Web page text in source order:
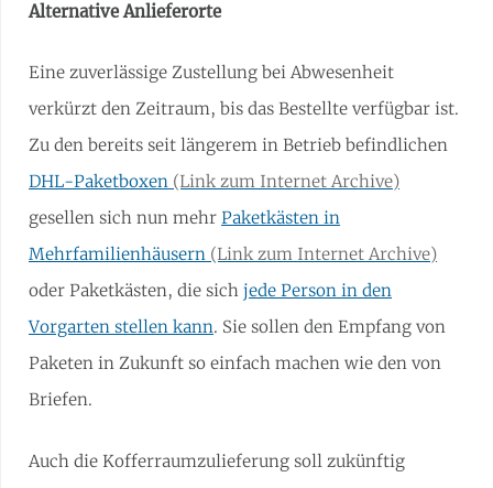
Alternative Anlieferorte
Eine zuverlässige Zustellung bei Abwesenheit
verkürzt den Zeitraum, bis das Bestellte verfügbar ist.
Zu den bereits seit längerem in Betrieb befindlichen
DHL-Paketboxen
gesellen sich nun mehrPaketkästen in
Mehrfamilienhäusern
oder Paketkästen, die sichjede Person in den
Vorgarten stellen kann. Sie sollen den Empfang von
Paketen in Zukunft so einfach machen wie den von
Briefen.
Auch die Kofferraumzulieferung soll zukünftig